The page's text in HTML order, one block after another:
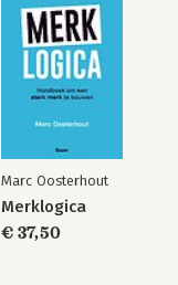
Marc Oosterhout
Merklogica
€ 37,50